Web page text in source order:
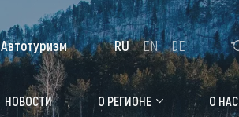
Алтайская зимовка
НОВОСТИ О РЕГИОНЕ О НАС
Автотуризм RU EN DE